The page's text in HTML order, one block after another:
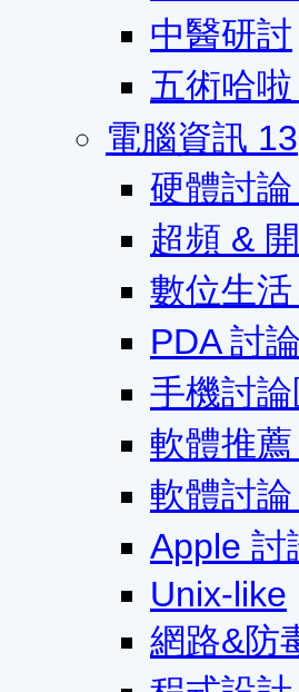
中醫研討
五術哈啦
電腦資訊 13
硬體討論
超頻 &
數位生活
PDA 討論
手機討論
軟體推薦
軟體討論
Apple 討
Unix-like
網路&防